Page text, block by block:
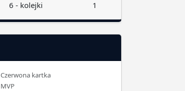
6 - kolejki 1
Czerwona kartka
MVP